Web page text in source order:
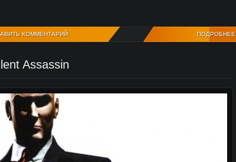
КОММЕНТАРИЙ ПОДРОБНЕЕ
Assassin